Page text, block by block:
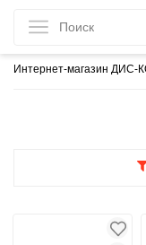
Интернет-магазин ДИС-